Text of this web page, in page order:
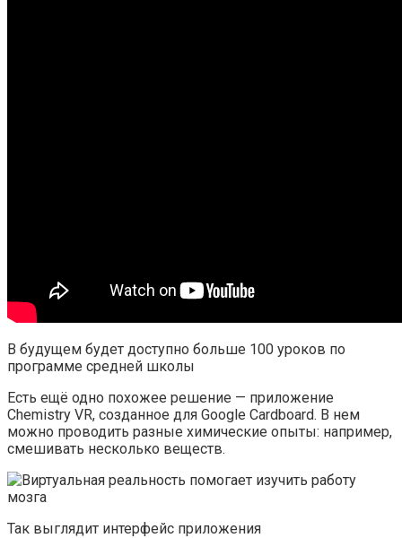
В будущем будет доступно больше 100 уроков по
программе средней школы
Есть ещё одно похожее решение — приложение
Chemistry VR, созданное для Google Cardboard. В нем
можно проводить разные химические опыты: например,
смешивать несколько веществ.
Так выглядит интерфейс приложения